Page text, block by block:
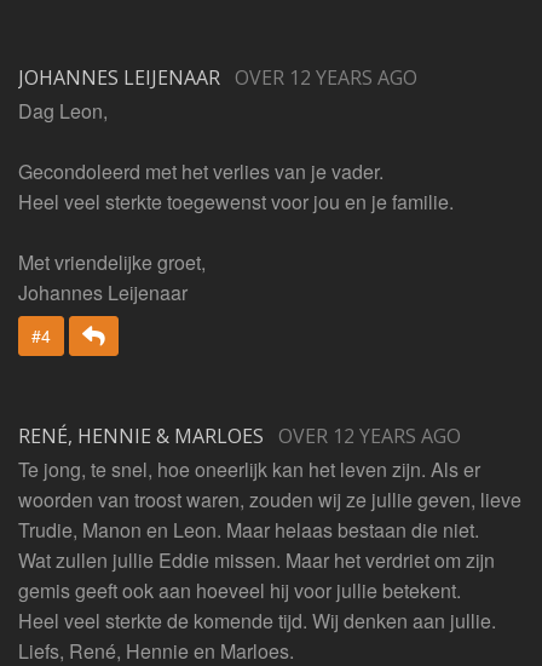
JOHANNES LEIJENAAR OVER 12 YEARS AGO
Dag Leon,
Gecondoleerd met het verlies van je vader.
Heel veel sterkte toegewenst voor jou en je familie.
Met vriendelijke groet,
Johannes Leijenaar
#4 Beantwoorden
RENÉ, HENNIE & MARLOES OVER 12 YEARS AGO
Te jong, te snel, hoe oneerlijk kan het leven zijn. Als er
woorden van troost waren, zouden wij ze jullie geven, lieve
Trudie, Manon en Leon. Maar helaas bestaan die niet.
Wat zullen jullie Eddie missen. Maar het verdriet om zijn
gemis geeft ook aan hoeveel hij voor jullie betekent.
Heel veel sterkte de komende tijd. Wij denken aan jullie.
Liefs, René, Hennie en Marloes.